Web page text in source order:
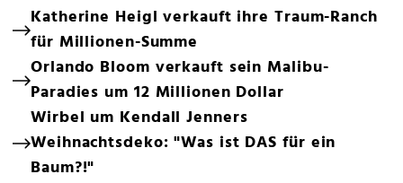
Katherine Heigl verkauft ihre Traum-Ranch
für Millionen-Summe
Orlando Bloom verkauft sein Malibu-
Paradies um 12 Millionen Dollar
Wirbel um Kendall Jenners
Weihnachtsdeko: "Was ist DAS für ein
Baum?!"